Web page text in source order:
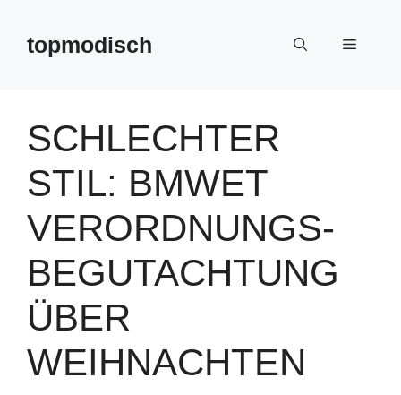
springentopmodisch Menü
SCHLECHTER
STIL: BMWET
VERORDNUNGS-
BEGUTACHTUNG
ÜBER
WEIHNACHTEN